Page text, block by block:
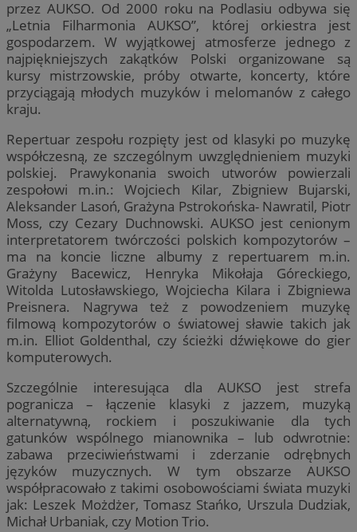
przez AUKSO. Od 2000 roku na Podlasiu odbywa się
„Letnia Filharmonia AUKSO”, której orkiestra jest
gospodarzem. W wyjątkowej atmosferze jednego z
najpiękniejszych zakątków Polski organizowane są
kursy mistrzowskie, próby otwarte, koncerty, które
przyciągają młodych muzyków i melomanów z całego
kraju.
Repertuar zespołu rozpięty jest od klasyki po muzykę
współczesną, ze szczególnym uwzględnieniem muzyki
polskiej. Prawykonania swoich utworów powierzali
zespołowi m.in.: Wojciech Kilar, Zbigniew Bujarski,
Aleksander Lasoń, Grażyna Pstrokońska- Nawratil, Piotr
Moss, czy Cezary Duchnowski. AUKSO jest cenionym
interpretatorem twórczości polskich kompozytorów –
ma na koncie liczne albumy z repertuarem m.in.
Grażyny Bacewicz, Henryka Mikołaja Góreckiego,
Witolda Lutosławskiego, Wojciecha Kilara i Zbigniewa
Preisnera. Nagrywa też z powodzeniem muzykę
filmową kompozytorów o światowej sławie takich jak
m.in. Elliot Goldenthal, czy ścieżki dźwiękowe do gier
komputerowych.
Szczególnie interesująca dla AUKSO jest strefa
pogranicza – łączenie klasyki z jazzem, muzyką
alternatywną, rockiem i poszukiwanie dla tych
gatunków wspólnego mianownika – lub odwrotnie:
zabawa przeciwieństwami i zderzanie odrębnych
języków muzycznych. W tym obszarze AUKSO
współpracowało z takimi osobowościami świata muzyki
jak: Leszek Możdżer, Tomasz Stańko, Urszula Dudziak,
Michał Urbaniak, czy Motion Trio.